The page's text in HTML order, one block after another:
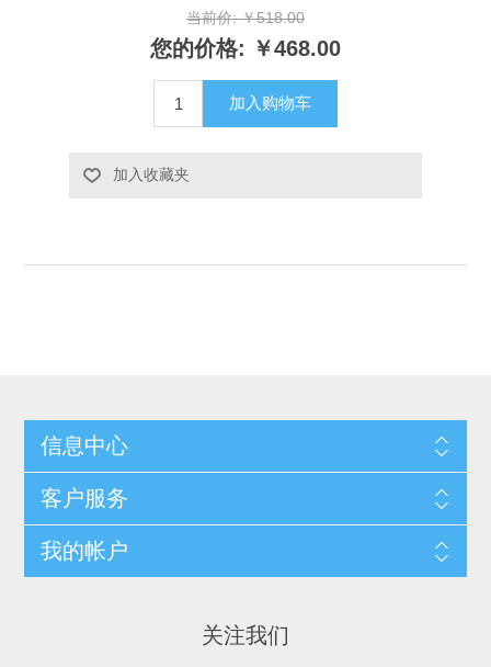
当前价: ￥518.00
您的价格: ￥468.00
加入购物车
加入收藏夹
信息中心
客户服务
我的帐户
关注我们